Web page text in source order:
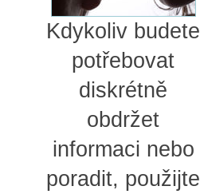
Kdykoliv budete
potřebovat
diskrétně
obdržet
informaci nebo
poradit, použijte